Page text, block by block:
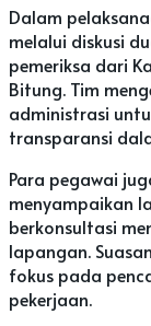
Dalam
melalui diskusi
pemeriksa dari
Bitung. Tim
administrasi
transparansi
Para pegawai
menyampaikan
berkonsultasi
lapangan.
fokus pada
pekerjaan.